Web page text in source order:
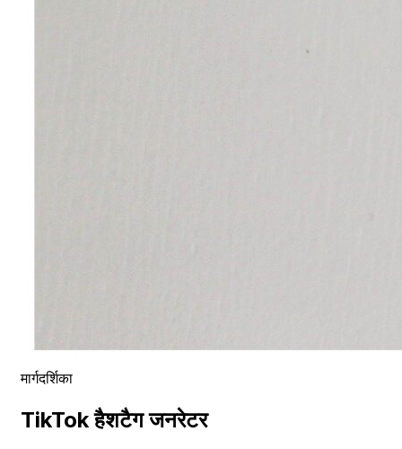
मार्गदर्शिका
TikTok हैशटैग जनरेटर